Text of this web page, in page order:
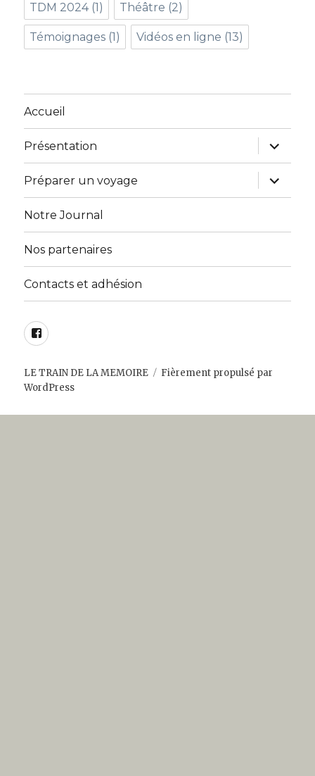
TDM 2024(1) Théâtre (2)
Témoignages (1) Vidéos en ligne (13)
Accueil
Présentation
ouvrir
le
sous-
menu
Préparer un voyage
ouvrir
le
sous-
Notre Journal
Nos partenaires
Contacts et adhésion
Facebook
LE TRAIN DE LA MEMOIRE
Fièrement propulsé par
WordPress